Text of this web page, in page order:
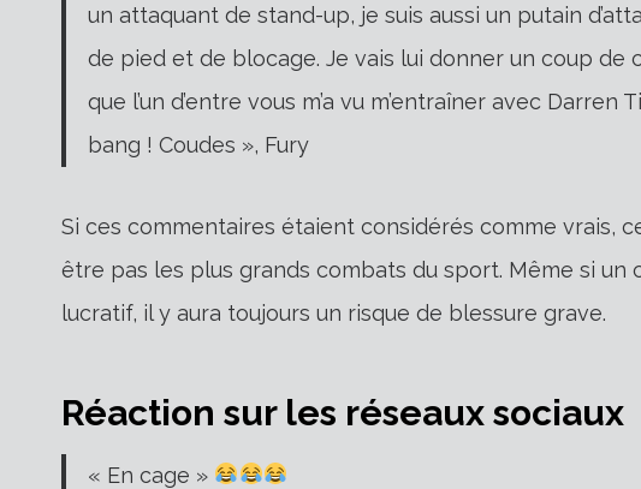
un attaquant de stand-up, je suis aussi un putain
de pied et de blocage. Je vais lui donner un coup de
que l’un d’entre vous m’a vu m’entraîner avec
bang ! Coudes », Fury
Si ces commentaires étaient considérés comme vrais,
être pas les plus grands combats du sport. Même si un
lucratif, il y aura toujours un risque de blessure grave.
Réaction sur les réseaux sociaux
« En cage »